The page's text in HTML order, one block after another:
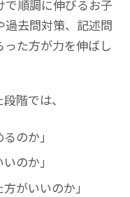
で順調に伸びるお子
過去問対策、記述問
た方が力を伸ばし
階では、
のか」
のか」
がいいのか」